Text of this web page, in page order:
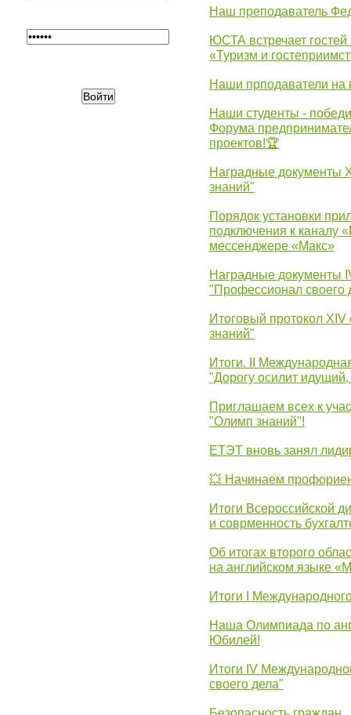
Наш преподаватель
ЮСТА встречает гостей
«Туризм и
Наши прподаватели
Наши студенты -
Форума
проектов!🏆
Наградные документы
знаний"
Порядок установки
подключения к каналу
мессенджере «Макс»
Наградные документы
"Профессионал своего
Итоговый протокол
знаний"
Итоги. II
"Дорогу осилит
Приглашаем всех к
"Олимп знаний"!
ЕТЭТ вновь занял
💥 Начинаем
Итоги Всероссийской
и соврменность
Об итогах второго
на английском языке
Итоги I
Наша Олимпиада по
Юбилей!
Итоги IV
своего дела"